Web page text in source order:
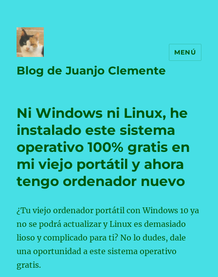
Blog de Juanjo Clemente
MENÚ
Ni Windows ni Linux, he
instalado este sistema
operativo 100% gratis en
mi viejo portátil y ahora
tengo ordenador nuevo
¿Tu viejo ordenador portátil con Windows 10 ya
no se podrá actualizar y Linux es demasiado
lioso y complicado para ti? No lo dudes, dale
una oportunidad a este sistema operativo
gratis.